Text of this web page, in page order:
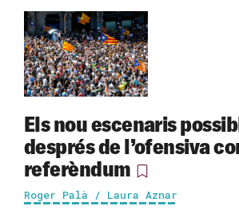
Els nou escenaris
després de l’ofensiva
referèndum
Roger Palà / Laura Aznar